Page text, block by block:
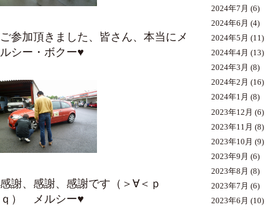
ご参加頂きました、皆さん、本当にメ
ルシー・ボクー♥
感謝、感謝、感謝です（＞∀＜ｐ
ｑ） メルシー♥
2024年7月 (6)
2024年6月 (4)
2024年5月 (11)
2024年4月 (13)
2024年3月 (8)
2024年2月 (16)
2024年1月 (8)
2023年12月 (6)
2023年11月 (8)
2023年10月 (9)
2023年9月 (6)
2023年8月 (8)
2023年7月 (6)
2023年6月 (10)